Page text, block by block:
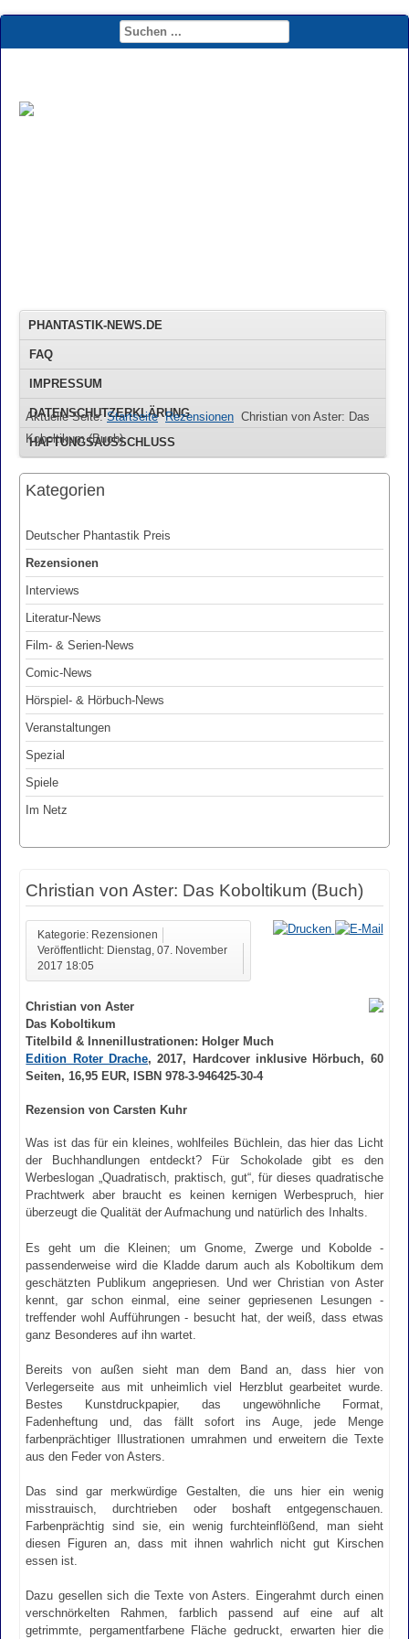
PHANTASTIK-NEWS.DE
FAQ
IMPRESSUM
DATENSCHUTZERKLÄRUNG
HAFTUNGSAUSSCHLUSS
Aktuelle Seite:Startseite Rezensionen Christian von Aster: Das
Koboltikum (Buch)
Kategorien
Deutscher Phantastik Preis
Rezensionen
Interviews
Literatur-News
Film- & Serien-News
Comic-News
Hörspiel- & Hörbuch-News
Veranstaltungen
Spezial
Spiele
Im Netz
Christian von Aster: Das Koboltikum (Buch)
Kategorie: Rezensionen
Veröffentlicht: Dienstag, 07. November
2017 18:05
Christian von Aster
Das Koboltikum
Titelbild & Innenillustrationen: Holger Much
Edition Roter Drache, 2017, Hardcover inklusive Hörbuch, 60
Seiten, 16,95 EUR, ISBN 978-3-946425-30-4
Rezension von Carsten Kuhr
Was ist das für ein kleines, wohlfeiles Büchlein, das hier das Licht
der Buchhandlungen entdeckt? Für Schokolade gibt es den
Werbeslogan „Quadratisch, praktisch, gut“, für dieses quadratische
Prachtwerk aber braucht es keinen kernigen Werbespruch, hier
überzeugt die Qualität der Aufmachung und natürlich des Inhalts.
Es geht um die Kleinen; um Gnome, Zwerge und Kobolde -
passenderweise wird die Kladde darum auch als Koboltikum dem
geschätzten Publikum angepriesen. Und wer Christian von Aster
kennt, gar schon einmal, eine seiner gepriesenen Lesungen -
treffender wohl Aufführungen - besucht hat, der weiß, dass etwas
ganz Besonderes auf ihn wartet.
Bereits von außen sieht man dem Band an, dass hier von
Verlegerseite aus mit unheimlich viel Herzblut gearbeitet wurde.
Bestes Kunstdruckpapier, das ungewöhnliche Format,
Fadenheftung und, das fällt sofort ins Auge, jede Menge
farbenprächtiger Illustrationen umrahmen und erweitern die Texte
aus den Feder von Asters.
Das sind gar merkwürdige Gestalten, die uns hier ein wenig
misstrauisch, durchtrieben oder boshaft entgegenschauen.
Farbenprächtig sind sie, ein wenig furchteinflößend, man sieht
diesen Figuren an, dass mit ihnen wahrlich nicht gut Kirschen
essen ist.
Dazu gesellen sich die Texte von Asters. Eingerahmt durch einen
verschnörkelten Rahmen, farblich passend auf eine auf alt
getrimmte, pergamentfarbene Fläche gedruckt, erwarten hier die